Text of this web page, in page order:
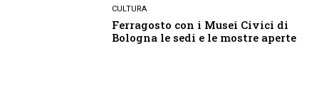
CULTURA
Ferragosto con i Musei Civici di
Bologna le sedi e le mostre aperte